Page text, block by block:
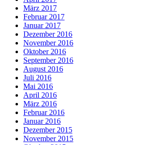
März 2017
Februar 2017
Januar 2017
Dezember 2016
November 2016
Oktober 2016
September 2016
August 2016
Juli 2016
Mai 2016
April 2016
März 2016
Februar 2016
Januar 2016
Dezember 2015
November 2015